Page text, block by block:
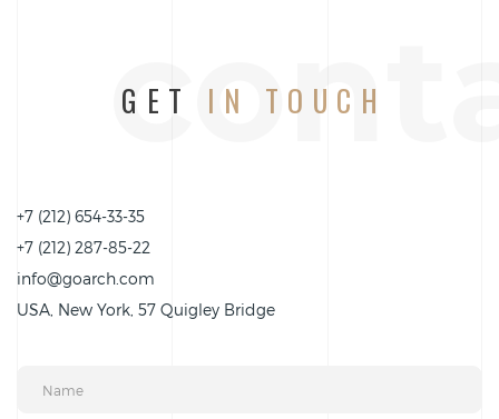
GET IN TOUCH
+7 (212) 654-33-35
+7 (212) 287-85-22
info@goarch.com
USA, New York, 57 Quigley Bridge